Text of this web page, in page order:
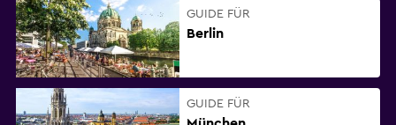
GUIDE FÜR
Berlin
GUIDE FÜR